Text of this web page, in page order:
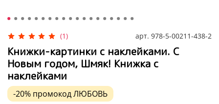
(1) арт. 978-5-00211-438-2
Книжки-картинки с наклейками. С
Новым годом, Шмяк! Книжка с
наклейками
-20% промокодЛЮБОВЬ